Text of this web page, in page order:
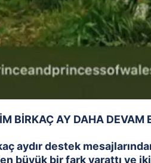
BİRKAÇ AY DAHA DEVAM
aydır destek
büyük bir fark yarattı ve